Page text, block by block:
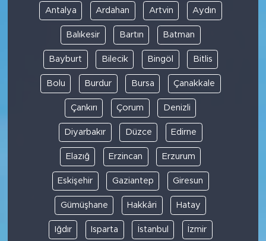
Antalya Ardahan Artvin Aydın
Balıkesir Bartın Batman
Bayburt Bilecik Bingöl Bitlis
Bolu Burdur Bursa Çanakkale
Çankırı Çorum Denizli
Diyarbakır Düzce Edirne
Elazığ Erzincan Erzurum
Eskişehir Gaziantep Giresun
Gümüşhane Hakkâri Hatay
Iğdır Isparta İstanbul İzmir